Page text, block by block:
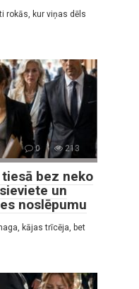
rokās, kur viņas dēls
0 213
bez neko
un
noslēpumu
kājas trīcēja, bet